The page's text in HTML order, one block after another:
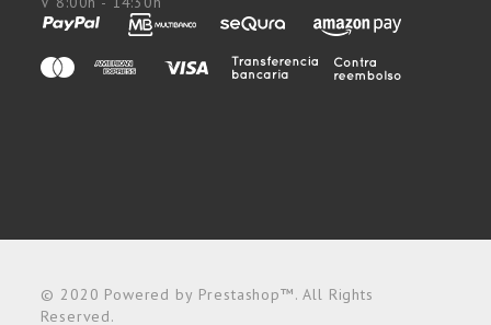
© 2020 Powered by Prestashop™. All Rights
Reserved.